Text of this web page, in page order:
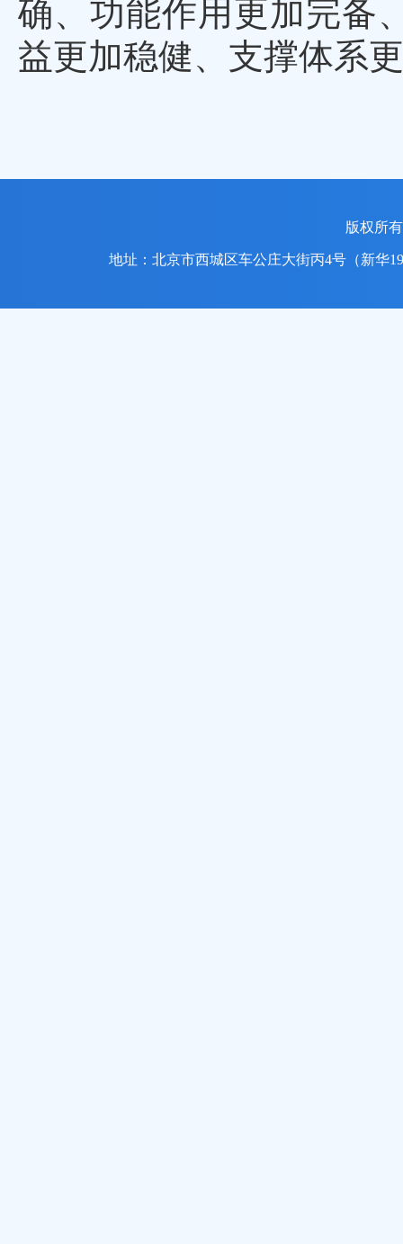
确、功能作用更加完备
益更加稳健、支撑体系
版权所
地址：北京市西城区车公庄大街丙4号（新